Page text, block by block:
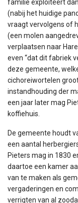
familie exploiteert
(nabij het huidige
vraagt vervolgens of
(een molen
verplaatsen naar
even “dat dit fabriek
deze gemeente,
cichoreiwortelen
instandhouding der
een jaar later mag
koffiehuis.
De gemeente houdt
een aantal
Pieters mag in 1830
daartoe een kamer
van te maken als
vergaderingen en
verrigten van al